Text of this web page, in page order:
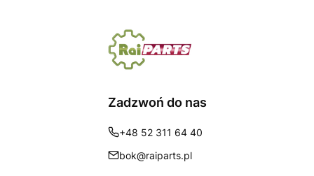
Zadzwoń do nas
+48 52 311 64 40
bok@raiparts.pl